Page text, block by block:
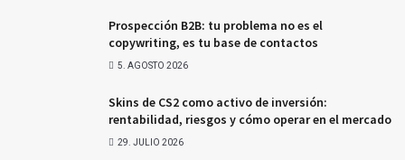
Prospección B2B: tu problema no es el
copywriting, es tu base de contactos
5. AGOSTO 2026
Skins de CS2 como activo de inversión:
rentabilidad, riesgos y cómo operar en el mercado
29. JULIO 2026